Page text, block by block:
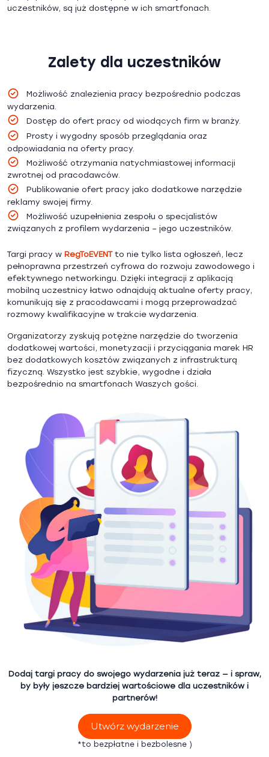
uczestników, są już dostępne w ich smartfonach.
Zalety dla uczestników
Możliwość znalezienia pracy bezpośrednio podczas
wydarzenia.
Dostęp do ofert pracy od wiodących firm w branży.
Prosty i wygodny sposób przeglądania oraz
odpowiadania na oferty pracy.
Możliwość otrzymania natychmiastowej informacji
zwrotnej od pracodawców.
Publikowanie ofert pracy jako dodatkowe narzędzie
reklamy swojej firmy.
Możliwość uzupełnienia zespołu o specjalistów
związanych z profilem wydarzenia – jego uczestników.
Targi pracy w RegToEVENTto nie tylko lista ogłoszeń, lecz
pełnoprawna przestrzeń cyfrowa do rozwoju zawodowego i
efektywnego networkingu. Dzięki integracji z aplikacją
mobilną uczestnicy łatwo odnajdują aktualne oferty pracy,
komunikują się z pracodawcami i mogą przeprowadzać
rozmowy kwalifikacyjne w trakcie wydarzenia.
Organizatorzy zyskują potężne narzędzie do tworzenia
dodatkowej wartości, monetyzacji i przyciągania marek HR
bez dodatkowych kosztów związanych z infrastrukturą
fizyczną. Wszystko jest szybkie, wygodne i działa
bezpośrednio na smartfonach Waszych gości.
Dodaj targi pracy do swojego wydarzenia już teraz — i spraw,
by były jeszcze bardziej wartościowe dla uczestników i
partnerów!
Utwórz wydarzenie
*to bezpłatne i bezbolesne )